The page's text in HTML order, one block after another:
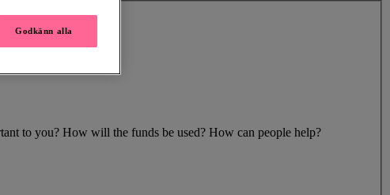
to you? How will the funds be used? How can people help?
Godkänn alla